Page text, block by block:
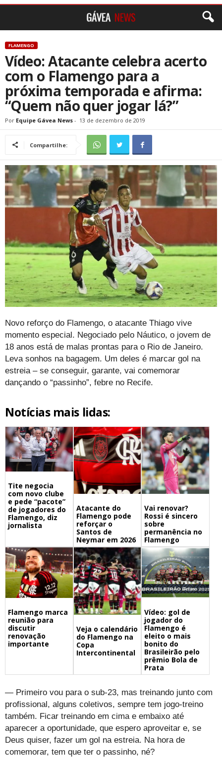
FLAMENGO
Vídeo: Atacante celebra acerto
com o Flamengo para a
próxima temporada e afirma:
“Quem não quer jogar lá?”
Por Equipe Gávea News - 13 de dezembro de 2019
Compartilhe:
Novo reforço do Flamengo, o atacante Thiago vive
momento especial. Negociado pelo Náutico, o jovem de
18 anos está de malas prontas para o Rio de Janeiro.
Leva sonhos na bagagem. Um deles é marcar gol na
estreia – se conseguir, garante, vai comemorar
dançando o “passinho”, febre no Recife.
Notícias mais lidas:
Tite negocia
com novo clube
e pede “pacote”
de jogadores do
Flamengo, diz
jornalista
Atacante do
Flamengo pode
reforçar o
Santos de
Neymar em 2026
Vai renovar?
Rossi é sincero
sobre
permanência no
Flamengo
Flamengo marca
reunião para
discutir
renovação
importante
Veja o calendário
do Flamengo na
Copa
Intercontinental
Vídeo: gol de
jogador do
Flamengo é
eleito o mais
bonito do
Brasileirão pelo
prêmio Bola de
Prata
— Primeiro vou para o sub-23, mas treinando junto com
profissional, alguns coletivos, sempre tem jogo-treino
também. Ficar treinando em cima e embaixo até
aparecer a oportunidade, que espero aproveitar e, se
Deus quiser, fazer um gol na estreia. Na hora de
comemorar, tem que ter o passinho, né?